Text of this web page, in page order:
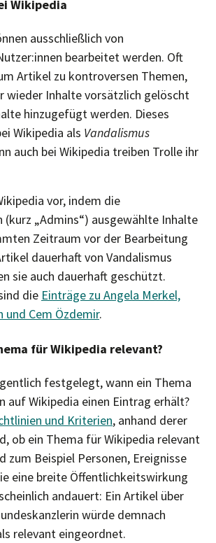
Wikipedia
ausschließlich von
bearbeitet werden. Oft
Artikel zu kontroversen Themen,
wieder Inhalte vorsätzlich gelöscht
hinzugefügt werden. Dieses
Wikipedia als Vandalismus
auch bei Wikipedia treiben Trolle ihr
vor, indem die
„Admins“) ausgewählte Inhalte
Zeitraum vor der Bearbeitung
dauerhaft von Vandalismus
sie auch dauerhaft geschützt.
die Einträge zu Angela Merkel,
und Cem Özdemir.
für Wikipedia relevant?
festgelegt, wann ein Thema
auf Wikipedia einen Eintrag erhält?
und Kriterien, anhand derer
ob ein Thema für Wikipedia relevant
zum Beispiel Personen, Ereignisse
eine breite Öffentlichkeitswirkung
andauert: Ein Artikel über
würde demnach
relevant eingeordnet.